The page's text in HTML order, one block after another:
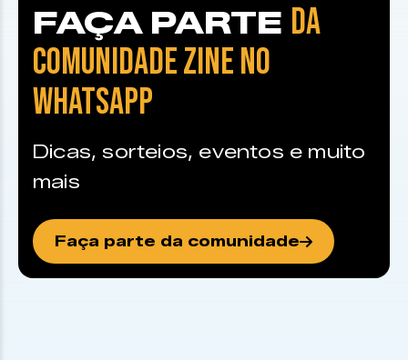
FAÇA PARTE DA
COMUNIDADE ZINE NO
WHATSAPP
Dicas, sorteios, eventos e muito
mais
Faça parte da comunidade